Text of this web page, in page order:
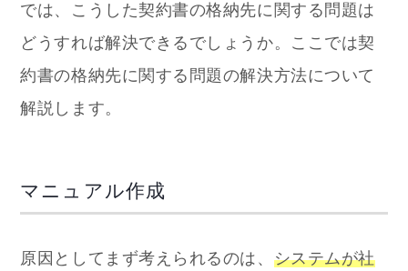
では、こうした契約書の格納先に関する問題は
どうすれば解決できるでしょうか。ここでは契
約書の格納先に関する問題の解決方法について
解説します。
マニュアル作成
原因としてまず考えられるのは、 システムが社